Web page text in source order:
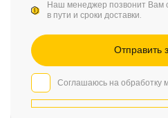
Наш менеджер позвонит Вам
в пути и сроки доставки.
Соглашаюсь на обработку